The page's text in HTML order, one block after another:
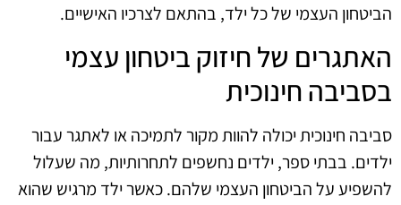
הביטחון העצמי של כל ילד, בהתאם לצרכיו האישיים.
האתגרים של חיזוק ביטחון עצמי
בסביבה חינוכית
סביבה חינוכית יכולה להוות מקור לתמיכה או לאתגר עבור
ילדים. בבתי ספר, ילדים נחשפים לתחרותיות, מה שעלול
להשפיע על הביטחון העצמי שלהם. כאשר ילד מרגיש שהוא